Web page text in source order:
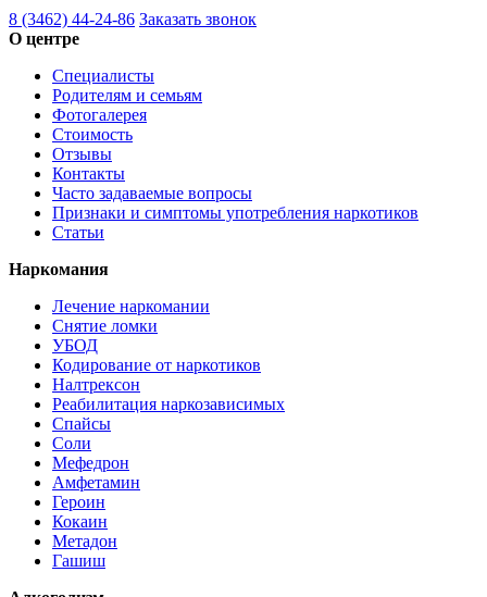
8 (3462) 44-24-86 Заказать звонок
О центре
Специалисты
Родителям и семьям
Фотогалерея
Стоимость
Отзывы
Контакты
Часто задаваемые вопросы
Признаки и симптомы употребления наркотиков
Статьи
Наркомания
Лечение наркомании
Снятие ломки
УБОД
Кодирование от наркотиков
Налтрексон
Реабилитация наркозависимых
Спайсы
Соли
Мефедрон
Амфетамин
Героин
Кокаин
Метадон
Гашиш